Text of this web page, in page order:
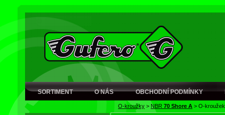
SORTIMENT O NÁS OBCHODNÍ PODMÍNKY
O-kroužky > NBR 70 Shore A > O-